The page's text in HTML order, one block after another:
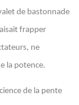
de bastonnade
frapper
ne
la potence.
de la pente